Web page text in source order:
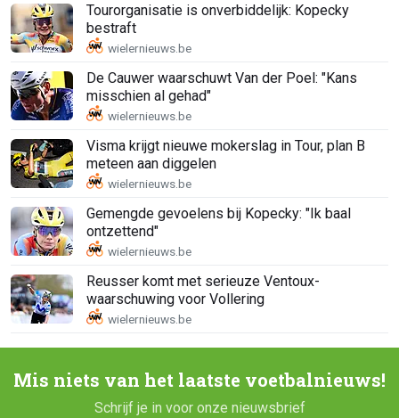
Tourorganisatie is onverbiddelijk: Kopecky
bestraft
De Cauwer waarschuwt Van der Poel: "Kans
misschien al gehad"
Visma krijgt nieuwe mokerslag in Tour, plan B
meteen aan diggelen
Gemengde gevoelens bij Kopecky: "Ik baal
ontzettend"
Reusser komt met serieuze Ventoux-
waarschuwing voor Vollering
Mis niets van het laatste voetbalnieuws!
Schrijf je in voor onze nieuwsbrief